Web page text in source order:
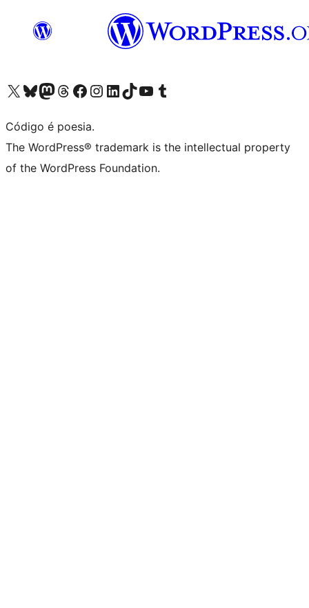
Acessar nossa conta do X (antigo Twitter)
Acessar nossa conta do Bluesky
Acessar nossa conta do Mastodon
Acessar nossa conta do Threads
Acessar nossa página do Facebook
Acessar nossa conta do Instagram
Acessar nossa conta do LinkedIn
Acessar nossa conta do TikTok
Acessar nosso canal do YouTube
Acessar nossa conta no Tumblr
Código é poesia.
The WordPress® trademark is the intellectual property
of the WordPress Foundation.